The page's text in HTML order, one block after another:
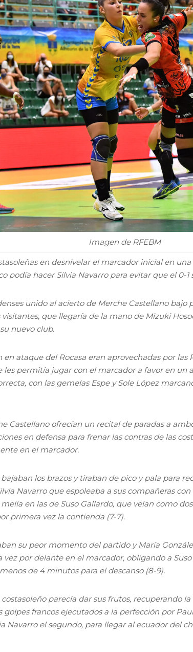
Imagen de RFEBM
en desnivelar el marcador inicial en
podía hacer Silvia Navarro para evitar que el 0-1
unido al acierto de Merche Castellano bajo
que llegaría de la mano de Mizuki
nuevo club.
en ataque del Rocasa eran aprovechadas por
les permitía jugar con el marcador a favor en un
con las gemelas Espe y Sole López
Castellano ofrecían un recital de paradas a
en defensa para frenar las contras de las
en el marcador.
los brazos y tiraban de pico y pala para
Navarro que espoleaba a sus compañeras
en las de Suso Gallardo, que veían como
primera vez la contienda (7-7).
su peor momento del partido y María
vez por delante en el marcador, obligando a
de 4 minutos para el descanso (8-9).
parecía dar sus frutos, recuperando
francos ejecutados a la perfección por
Navarro el segundo, para llegar al ecuador del